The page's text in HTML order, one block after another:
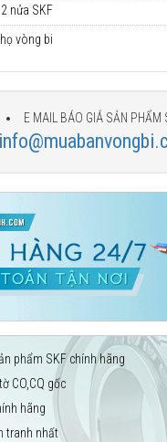
nửa SKF
vòng bi
E MAIL BÁO GIÁ SẢN PHẨM
phẩm SKF chính hãng
CO,CQ gốc
hãng
tranh nhất